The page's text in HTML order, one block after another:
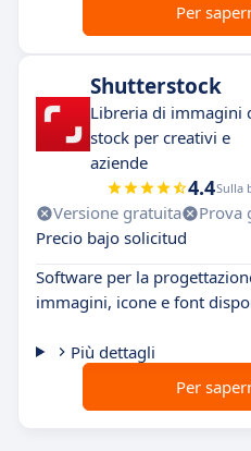
Per
Shutterstock
Libreria di immagini
stock per creativi e
aziende
4.4Sulla
Versione gratuita Prova
Precio bajo solicitud
Software per la
immagini, icone e font
Più dettagli
Per